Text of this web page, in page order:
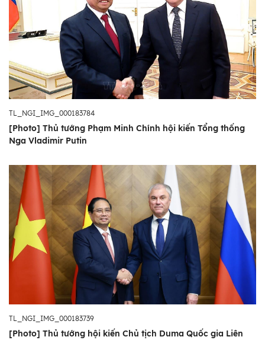
TL_NGI_IMG_000183784
[Photo] Thủ tướng Phạm Minh Chính hội kiến Tổng thống
Nga Vladimir Putin
TL_NGI_IMG_000183739
[Photo] Thủ tướng hội kiến Chủ tịch Duma Quốc gia Liên